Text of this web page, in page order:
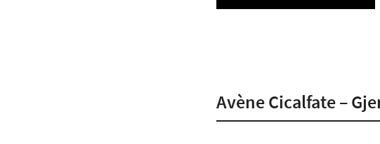
Avène Cicalfate –